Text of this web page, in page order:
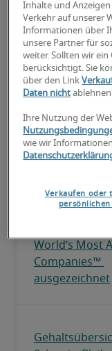
E:
Inhalte und
Verkehr auf unserer
Informationen über
unsere Partner für
weiter. Sollten wir
berücksichtigt. Sie
über den Link
Daten nicht ablehnen.
Ihre Nutzung der
wie wir
Verkaufen oder